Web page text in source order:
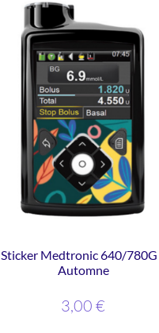
Sticker Medtronic 640/780G ⎜
Automne
3,00 €